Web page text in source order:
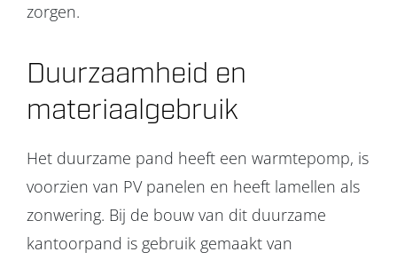
zorgen.
Duurzaamheid en
materiaalgebruik
Het duurzame pand heeft een warmtepomp, is
voorzien van PV panelen en heeft lamellen als
zonwering. Bij de bouw van dit duurzame
kantoorpand is gebruik gemaakt van